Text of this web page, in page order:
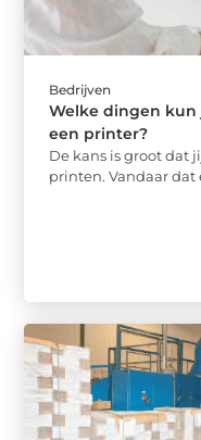
Bedrijven
Welke dingen
een printer?
De kans is groot dat
printen. Vandaar dat